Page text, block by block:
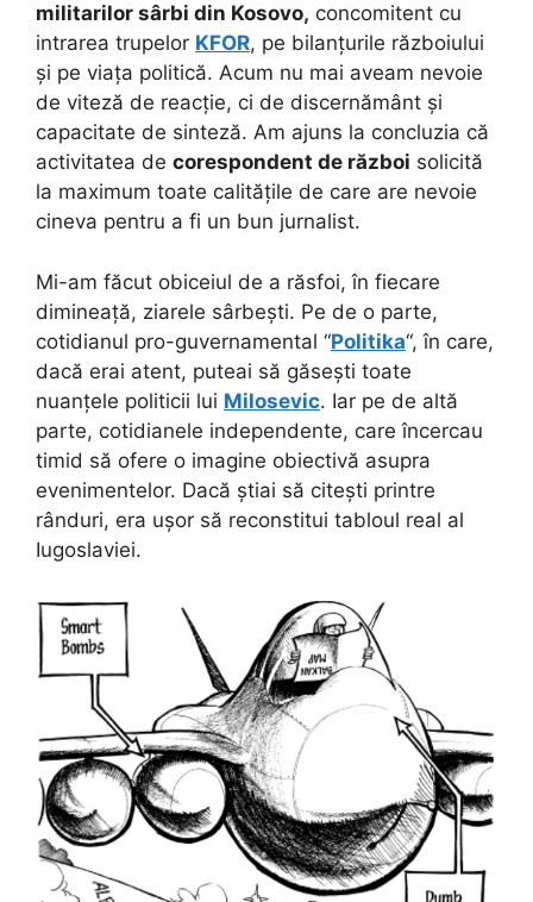
militarilor sârbi din Kosovo, concomitent cu
intrarea trupelor KFOR, pe bilanțurile războiului
și pe viața politică. Acum nu mai aveam nevoie
de viteză de reacție, ci de discernământ și
capacitate de sinteză. Am ajuns la concluzia că
activitatea de corespondent de război solicită
la maximum toate calitățile de care are nevoie
cineva pentru a fi un bun jurnalist.
Mi-am făcut obiceiul de a răsfoi, în fiecare
dimineață, ziarele sârbești. Pe de o parte,
cotidianul pro-guvernamental “Politika“, în care,
dacă erai atent, puteai să găsești toate
nuanțele politicii lui Milosevic. Iar pe de altă
parte, cotidianele independente, care încercau
timid să ofere o imagine obiectivă asupra
evenimentelor. Dacă știai să citești printre
rânduri, era ușor să reconstitui tabloul real al
Iugoslaviei.